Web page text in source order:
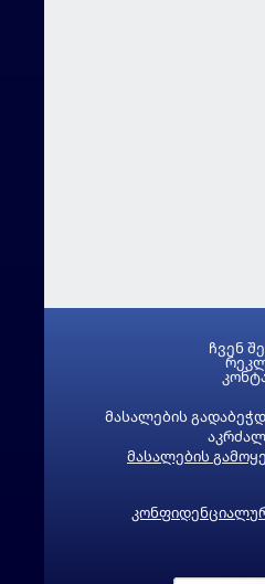
მასალების
მასალების
ჩვენ